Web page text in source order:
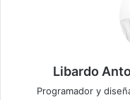
Libardo
Programador y